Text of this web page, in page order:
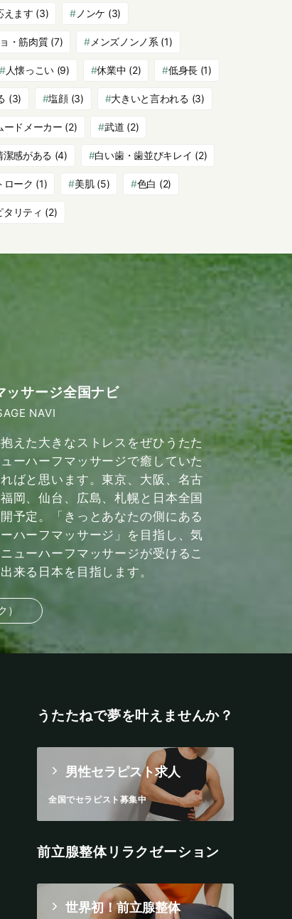
えます (3) ノンケ (3)
・筋肉質(7) メンズノンノ系 (1)
人懐っこい (9) 休業中 (2) 低身長 (1)
(3) 塩顔(3) 大きいと言われる (3)
ードメーカー (2) 武道 (2)
潔感がある (4) 白い歯・歯並びキレイ (2)
ローク (1) 美肌(5) 色白 (2)
リティ (2)
ッサージ全国ナビ
NAVI
抱えた大きなストレスをぜひうたた
ーハーフマッサージで癒していた
ばと思います。東京、大阪、名古
岡、仙台、広島、札幌と日本全国
予定。「きっとあなたの側にある
ハーフマッサージ」を目指し、気
ューハーフマッサージが受けるこ
来る日本を目指します。
うたたねで夢を叶えませんか？
男性セラピスト求人
全国でセラピスト募集中
前立腺整体リラクゼーション
世界初！前立腺整体